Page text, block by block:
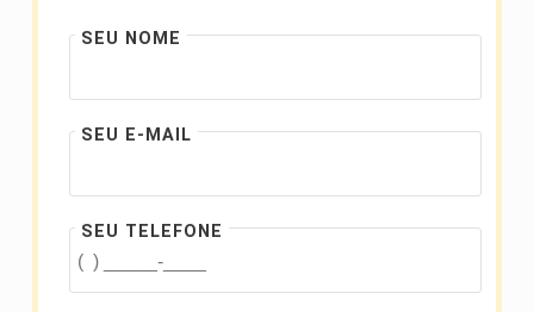
SEU NOME
SEU E-MAIL
SEU TELEFONE